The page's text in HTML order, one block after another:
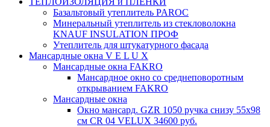
Базальтовый утеплитель PAROC
Минеральный утеплитель из стекловолокна
KNAUF INSULATION ПРОФ
Утеплитель для штукатурного фасада
Мансардные окна V E L U X
Мансардные окна FAKRO
Мансардное окно со среднеповоротным
открыванием FAKRO
Мансардные окна
Окно мансард. GZR 1050 ручка снизу 55х98
см CR 04 VELUX 34600 руб.